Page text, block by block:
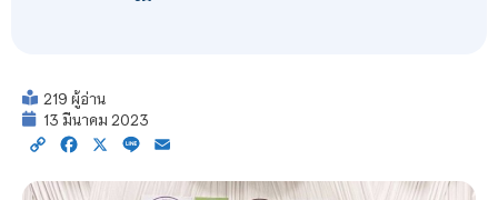
219 ผู้อ่าน
13 มีนาคม 2023
Copy Facebook
X Line